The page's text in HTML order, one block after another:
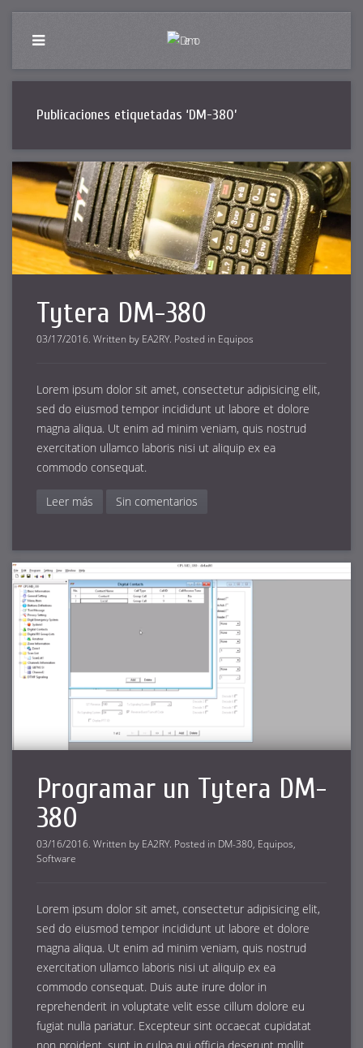
Publicaciones etiquetadas ‘DM-380’
Tytera DM-380
03/17/2016. Written by EA2RY. Posted in Equipos
Lorem ipsum dolor sit amet, consectetur adipisicing elit,
sed do eiusmod tempor incididunt ut labore et dolore
magna aliqua. Ut enim ad minim veniam, quis nostrud
exercitation ullamco laboris nisi ut aliquip ex ea
commodo consequat.
Leer más Sin comentarios
Programar un Tytera DM-
380
03/16/2016. Written by EA2RY. Posted in DM-380, Equipos,
Software
Lorem ipsum dolor sit amet, consectetur adipisicing elit,
sed do eiusmod tempor incididunt ut labore et dolore
magna aliqua. Ut enim ad minim veniam, quis nostrud
exercitation ullamco laboris nisi ut aliquip ex ea
commodo consequat. Duis aute irure dolor in
reprehenderit in voluptate velit esse cillum dolore eu
fugiat nulla pariatur. Excepteur sint occaecat cupidatat